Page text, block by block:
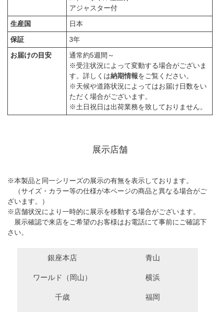
アジャスター付
生産国
日本
保証
3年
お届けの目安
通常約5週間～
※受注状況によって変動する場合がございま
す。詳しくは納期情報をご覧ください。
※天候や道路状況によってはお届け日数をい
ただく場合がございます。
※土日祝日は出荷業務を致しておりません。
展示店舗
※本製品と同一シリーズの展示の有無を表示しております。
（サイズ・カラー等の仕様が本ページの商品と異なる場合がご
ざいます。）
※店舗状況により一時的に展示を移動する場合がございます。
展示確認で来店をご希望のお客様はお電話にて事前にご確認下
さい。
銀座本店 青山
ワールド（岡山） 横浜
千歳 福岡